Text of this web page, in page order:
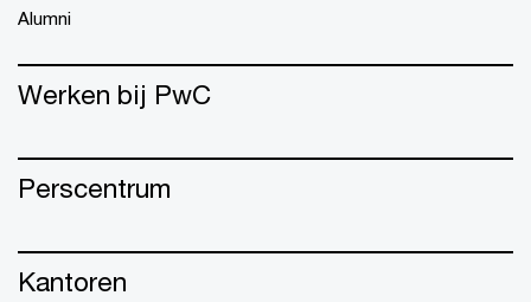
Alumni
Werken bij PwC
Perscentrum
Kantoren